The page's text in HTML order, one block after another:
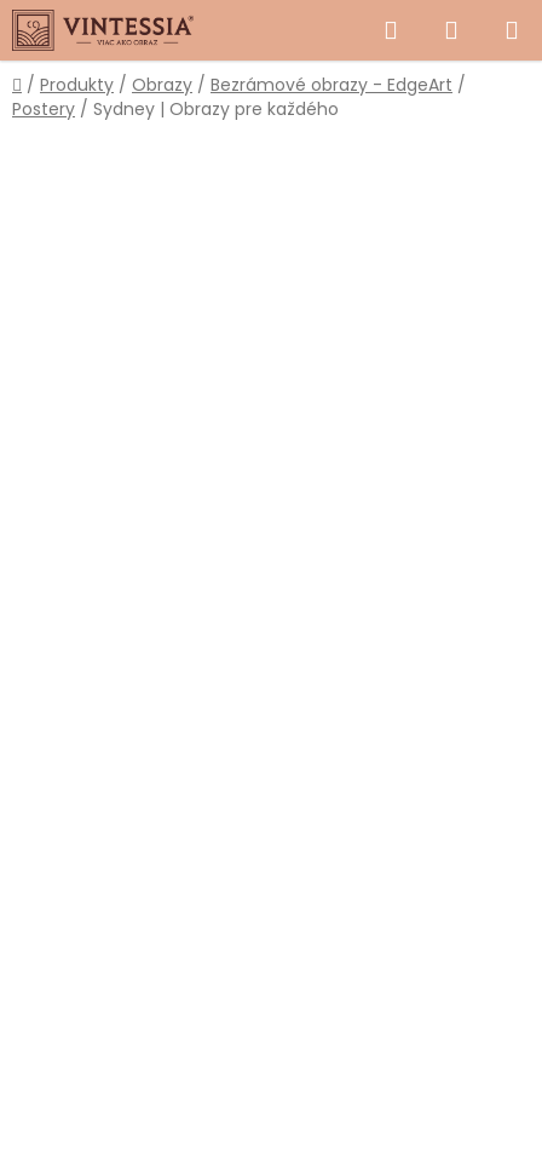
Prejsť
na
obsah
Hľadať
KOŠÍK
Domov
/ Produkty / Obrazy / Bezrámové obrazy - EdgeArt /
Postery / Sydney | Obrazy pre každého